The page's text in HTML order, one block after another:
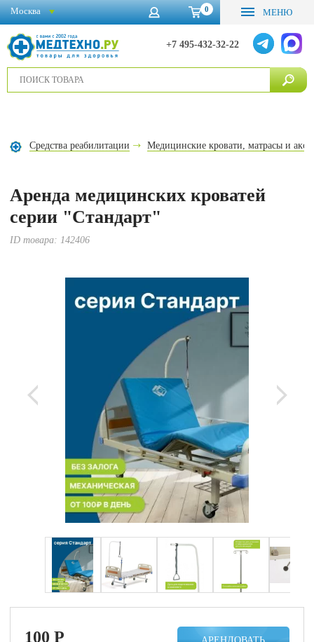
0 МЕНЮ
+7 495-432-32-22
Москва
Средства реабилитации Медицинские кровати, матрасы и
Аренда медицинских кроватей
серии "Стандарт"
ID товара: 142406
100P